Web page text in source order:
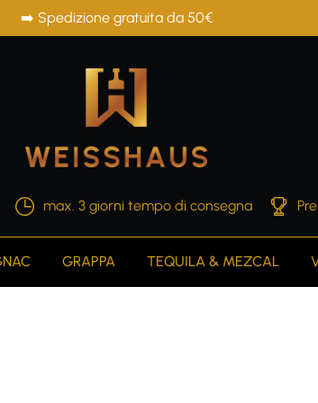
➡️ Spedizione gratuita da 50€
max. 3 giorni tempo di consegna
GRAPPA TEQUILA & MEZCAL